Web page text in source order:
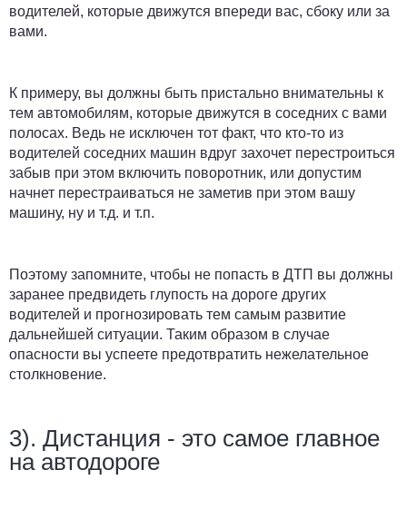
водителей, которые движутся впереди вас, сбоку или за
вами.
К примеру, вы должны быть пристально внимательны к
тем автомобилям, которые движутся в соседних с вами
полосах. Ведь не исключен тот факт, что кто-то из
водителей соседних машин вдруг захочет перестроиться
забыв при этом включить поворотник, или допустим
начнет перестраиваться не заметив при этом вашу
машину, ну и т.д. и т.п.
Поэтому запомните, чтобы не попасть в ДТП вы должны
заранее предвидеть глупость на дороге других
водителей и прогнозировать тем самым развитие
дальнейшей ситуации. Таким образом в случае
опасности вы успеете предотвратить нежелательное
столкновение.
3). Дистанция - это самое главное
на автодороге